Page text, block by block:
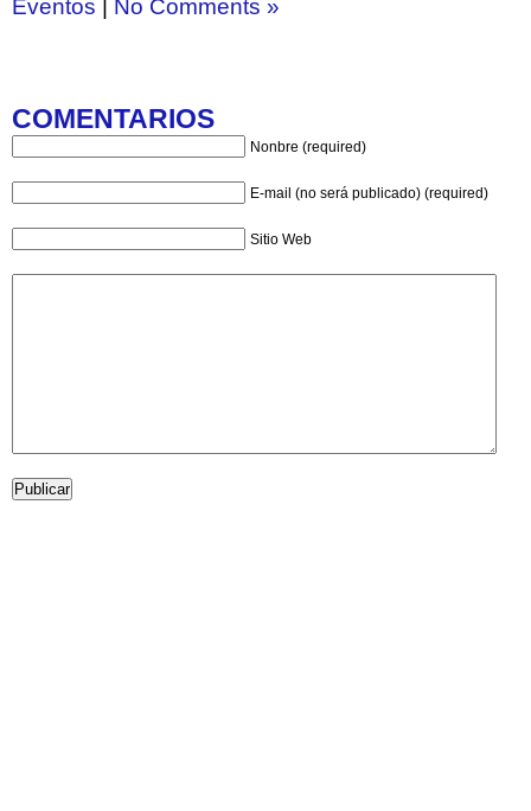
Eventos
No Comments »
COMENTARIOS
Nonbre (required)
E-mail (no será publicado) (required)
Sitio Web